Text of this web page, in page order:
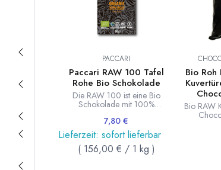
PACCARI
Paccari RAW 100 Tafel
Rohe Bio Schokolade
Die RAW 100 ist eine Bio
Schokolade mit 100%
Bio Rohkost Schokolade wurde
nie über 42°C erwärmt und
enthält so alle wertvollen
Inhaltsstoffe der Kakaobohne.
Hergestellt aus Arriba Nacional
7,80 €
Lieferzeit: sofort lieferbar
( 156,00 € / 1 kg )
Bio Roh
Bio RAW